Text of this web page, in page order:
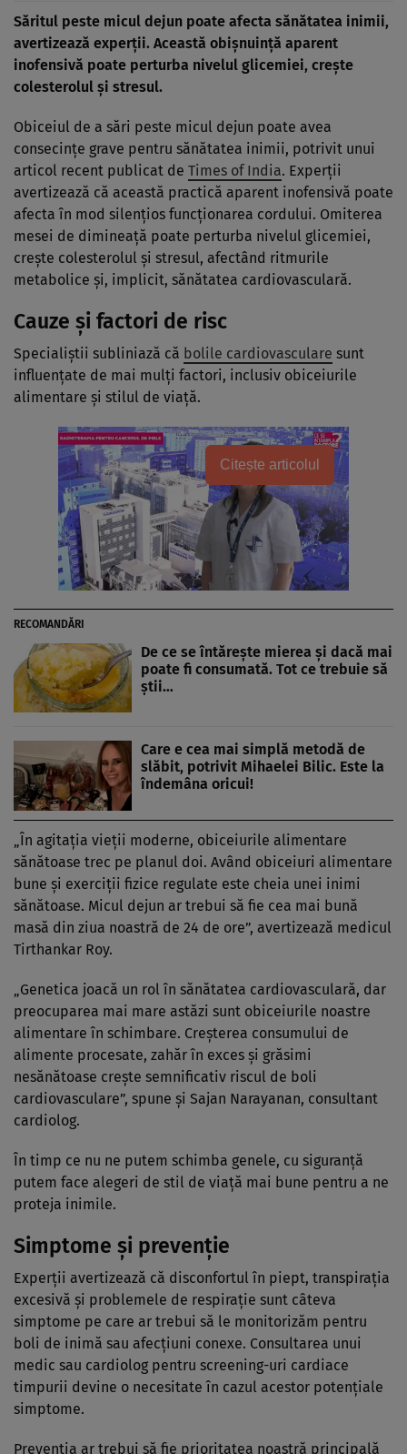
Săritul peste micul dejun poate afecta sănătatea inimii,
avertizează experții. Această obișnuință aparent
inofensivă poate perturba nivelul glicemiei, crește
colesterolul și stresul.
Obiceiul de a sări peste micul dejun poate avea
consecințe grave pentru sănătatea inimii, potrivit unui
articol recent publicat de Times of India. Experții
avertizează că această practică aparent inofensivă poate
afecta în mod silențios funcționarea cordului. Omiterea
mesei de dimineață poate perturba nivelul glicemiei,
crește colesterolul și stresul, afectând ritmurile
metabolice și, implicit, sănătatea cardiovasculară.
Cauze și factori de risc
Specialiștii subliniază că bolile cardiovasculare sunt
influențate de mai mulți factori, inclusiv obiceiurile
alimentare și stilul de viață.
Citește articolul
RECOMANDĂRI
De ce se întărește mierea și dacă mai
poate fi consumată. Tot ce trebuie să
știi…
Care e cea mai simplă metodă de
slăbit, potrivit Mihaelei Bilic. Este la
îndemâna oricui!
„În agitația vieții moderne, obiceiurile alimentare
sănătoase trec pe planul doi. Având obiceiuri alimentare
bune și exerciții fizice regulate este cheia unei inimi
sănătoase. Micul dejun ar trebui să fie cea mai bună
masă din ziua noastră de 24 de ore”, avertizează medicul
Tirthankar Roy.
„Genetica joacă un rol în sănătatea cardiovasculară, dar
preocuparea mai mare astăzi sunt obiceiurile noastre
alimentare în schimbare. Creșterea consumului de
alimente procesate, zahăr în exces și grăsimi
nesănătoase crește semnificativ riscul de boli
cardiovasculare”, spune și Sajan Narayanan, consultant
cardiolog.
În timp ce nu ne putem schimba genele, cu siguranță
putem face alegeri de stil de viață mai bune pentru a ne
proteja inimile.
Simptome și prevenție
Experții avertizează că disconfortul în piept, transpirația
excesivă și problemele de respirație sunt câteva
simptome pe care ar trebui să le monitorizăm pentru
boli de inimă sau afecțiuni conexe. Consultarea unui
medic sau cardiolog pentru screening-uri cardiace
timpurii devine o necesitate în cazul acestor potențiale
simptome.
Prevenția ar trebui să fie prioritatea noastră principală